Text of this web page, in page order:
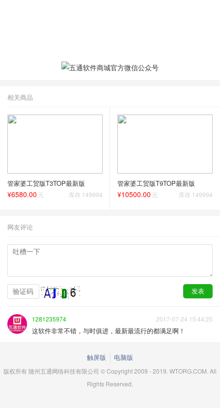
相关商品
管家婆工贸版T3TOP最新版
库存 149994
¥6580.00 元
管家婆工贸版T9TOP最新版
库存 149994
¥10500.00 元
网友评论
1281235974 2017-07-24 15:44:25
这软件非常不错，与时俱进，最新最流行的都满足啊！
触屏版 电脑版
版权所有 随州五通网络科技有限公司 © Copyright 2009 - 2019. WTORG.COM. All
Rights Reserved.